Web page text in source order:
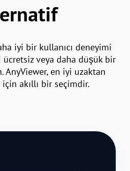
iyi bir kullanıcı deneyimi
veya daha düşük bir
AnyViewer, en iyi uzaktan
için akıllı bir seçimdir.